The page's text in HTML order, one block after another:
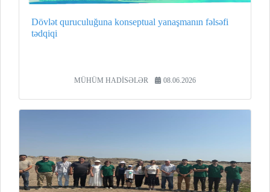
Dövlət quruculuğuna konseptual yanaşmanın fəlsəfi
tədqiqi
MÜHÜM HADİSƏLƏR 08.06.2026